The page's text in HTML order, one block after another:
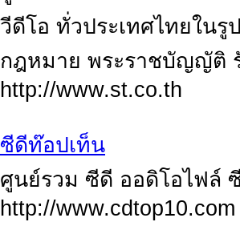
วีดีโอ ทั่วประเทศไทยใน
กฎหมาย พระราชบัญญัติ
http://www.st.co.th
ซีดีท๊อปเท็น
ศูนย์รวม ซีดี ออดิโอไฟล์
http://www.cdtop10.com